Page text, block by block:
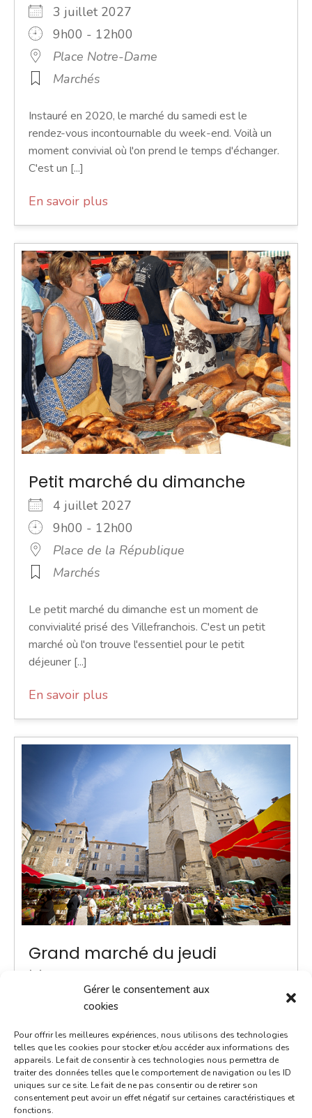
Gérer le consentement aux
cookies
Pour offrir les meilleures expériences, nous utilisons des technologies
telles que les cookies pour stocker et/ou accéder aux informations des
appareils. Le fait de consentir à ces technologies nous permettra de
traiter des données telles que le comportement de navigation ou les ID
uniques sur ce site. Le fait de ne pas consentir ou de retirer son
consentement peut avoir un effet négatif sur certaines caractéristiques et
fonctions.
3 juillet 2027
9h00 - 12h00
Place Notre-Dame
Marchés
Instauré en 2020, le marché du samedi est le
rendez-vous incontournable du week-end. Voilà un
moment convivial où l'on prend le temps d'échanger.
C'est un [...]
En savoir plus
Petit marché du dimanche
4 juillet 2027
9h00 - 12h00
Place de la République
Marchés
Le petit marché du dimanche est un moment de
convivialité prisé des Villefranchois. C'est un petit
marché où l'on trouve l'essentiel pour le petit
déjeuner [...]
En savoir plus
Grand marché du jeudi
8h00 - 13h00
Marchés
ACTUALITÉ - Une navette Bastibus gratuite pour le
marché Chaque jeudi jusqu’à septembre, une navette